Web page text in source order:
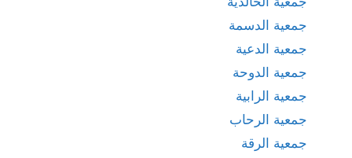
جمعية الدسمة
جمعية الدعية
جمعية الدوحة
جمعية الرابية
جمعية الرحاب
جمعية الرقة